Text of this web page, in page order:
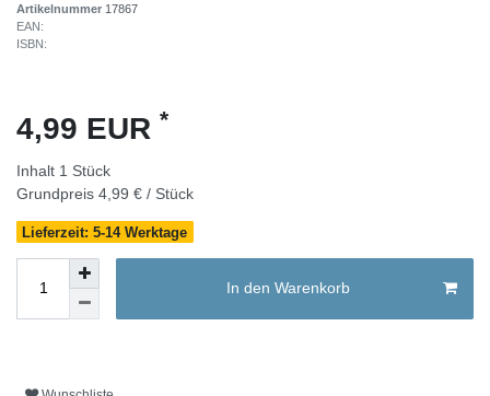
Artikelnummer 17867
EAN:
ISBN:
4,99 EUR *
Inhalt 1 Stück
Grundpreis 4,99 € / Stück
Lieferzeit: 5-14 Werktage
In den Warenkorb